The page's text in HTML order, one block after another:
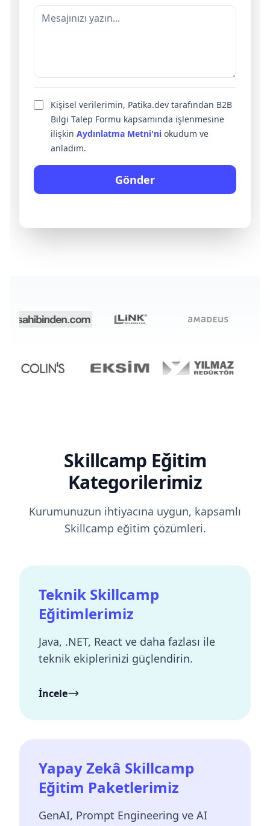
Kişisel verilerimin, Patika.dev tarafından B2B
Bilgi Talep Formu kapsamında işlenmesine
ilişkin Aydınlatma Metni'ni okudum ve
anladım.
Gönder
Skillcamp Eğitim
Kategorilerimiz
Kurumunuzun ihtiyacına uygun, kapsamlı
Skillcamp eğitim çözümleri.
Teknik Skillcamp
Eğitimlerimiz
Java, .NET, React ve daha fazlası ile
teknik ekiplerinizi güçlendirin.
İncele
Yapay Zekâ Skillcamp
Eğitim Paketlerimiz
GenAI, Prompt Engineering ve AI